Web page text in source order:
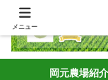
岡元農場紹介
メニュー